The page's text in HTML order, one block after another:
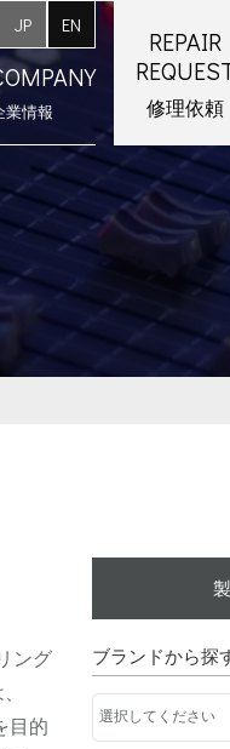
JP EN
業情報
採用
REPAIR
修理依頼
ング
目的
ブランドから探